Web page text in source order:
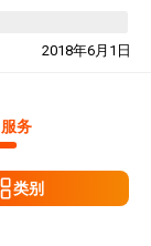
2018年6月1日
务
类别